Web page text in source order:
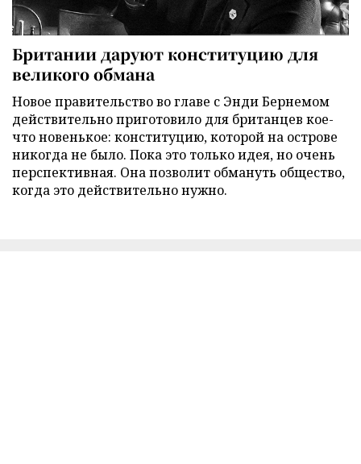
Британии даруют конституцию для
великого обмана
Новое правительство во главе с Энди Бернемом
действительно приготовило для британцев кое-
что новенькое: конституцию, которой на острове
никогда не было. Пока это только идея, но очень
перспективная. Она позволит обмануть общество,
когда это действительно нужно.